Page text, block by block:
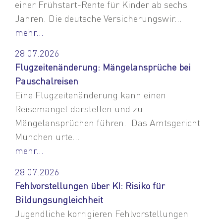
einer Frühstart-Rente für Kinder ab sechs
Jahren. Die deutsche Versicherungswir...
mehr...
28.07.2026
Flugzeitenänderung: Mängelansprüche bei
Pauschalreisen
Eine Flugzeitenänderung kann einen
Reisemangel darstellen und zu
Mängelansprüchen führen. Das Amtsgericht
München urte...
mehr...
28.07.2026
Fehlvorstellungen über KI: Risiko für
Bildungsungleichheit
Jugendliche korrigieren Fehlvorstellungen